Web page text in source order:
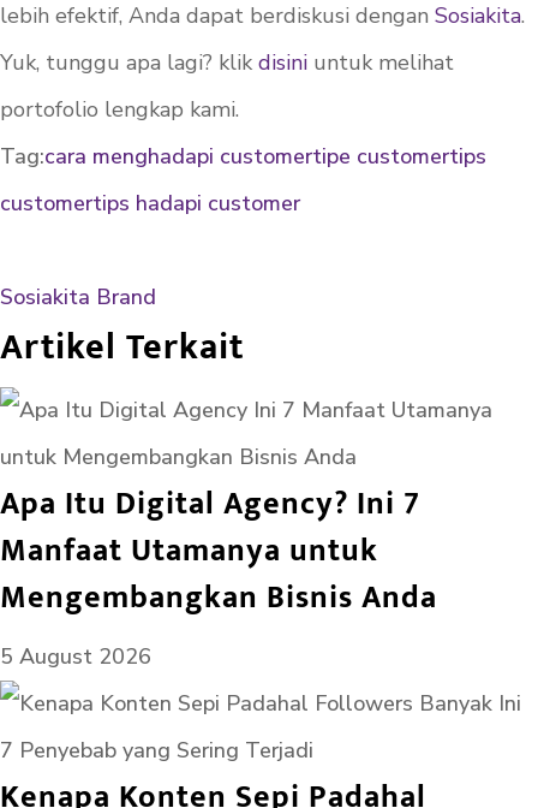
lebih efektif, Anda dapat berdiskusi dengan Sosiakita.
Yuk, tunggu apa lagi? klik disini untuk melihat
portofolio lengkap kami.
Tag:cara menghadapi customertipe customertips
customertips hadapi customer
Sosiakita Brand
Artikel Terkait
Apa Itu Digital Agency? Ini 7
Manfaat Utamanya untuk
Mengembangkan Bisnis Anda
5 August 2026